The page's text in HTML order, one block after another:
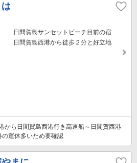
日間賀島サンセットビーチ目前の宿
日間賀島西港から徒歩２分と好立地
から日間賀島西港行き高速船～日間賀西港
運休多いため要確認